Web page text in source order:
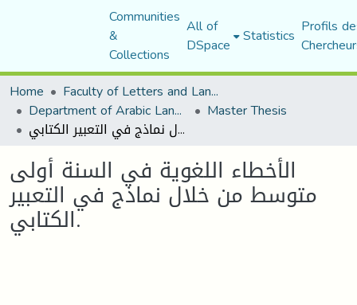
Communities
&
Collections
All of
DSpace Statistics Profils
Home
Faculty of Letters and Languages
Department of Arabic Language and Literature Master Thesis
الأخطاء اللغوية في السنة أولى متوسط من خلال نماذج في التعبير الكتابي.
الأخطاء اللغوية في السنة أولى
متوسط من خلال نماذج في التعبير
الكتابي.